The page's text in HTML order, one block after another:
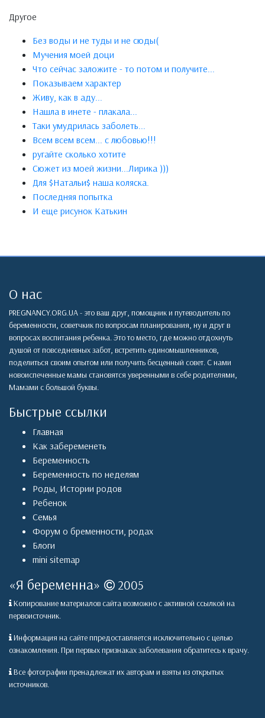
Другое
Без воды и не туды и не сюды(
Мучения моей доци
Что сейчас заложите - то потом и получите...
Показываем характер
Живу, как в аду...
Нашла в инете - плакала...
Таки умудрилась заболеть...
Всем всем всем... с любовью!!!
ругайте сколько хотите
Сюжет из моей жизни...Лирика )))
Для $Натальи$ наша коляска.
Последняя попытка
И еще рисунок Катькин
О нас
PREGNANCY.ORG.UA - это ваш друг, помощник и путеводитель по
беременности, советчкик по вопросам планирования, ну и друг в
вопросах воспитания ребенка. Это то место, где можно отдохнуть
душой от повседневных забот, встретить единомышленников,
поделиться своим опытом или получить бесценный совет. С нами
новоиспеченные мамы становятся уверенными в себе родителями,
Мамами с большой буквы.
Быстрые ссылки
Главная
Как забеременеть
Беременность
Беременность по неделям
Роды, Истории родов
Ребенок
Семья
Форум о бременности, родах
Блоги
mini sitemap
«Я беременна» 2005
Копирование материалов сайта возможно с активной ссылкой на
первоисточник.
Информация на сайте ппредоставляется исключительно с целью
ознакомления. При первых признаках заболевания обратитесь к врачу.
Все фотографии пренадлежат их авторам и взяты из открытых
источников.